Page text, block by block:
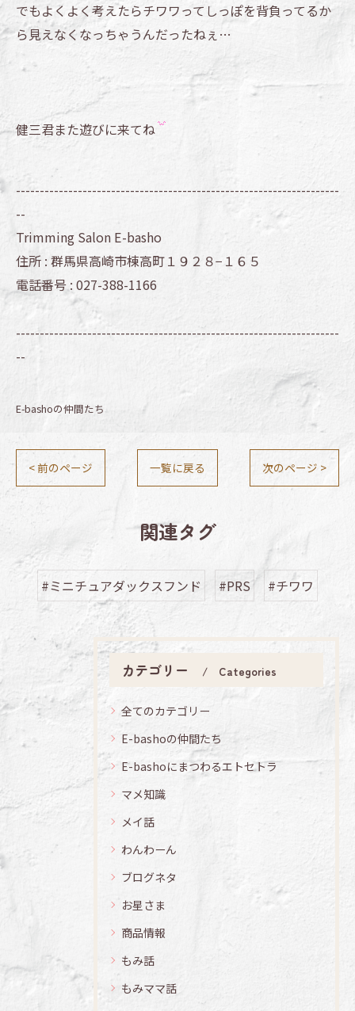
でもよくよく考えたらチワワってしっぽを背負ってるか
ら見えなくなっちゃうんだったねぇ…
健三君また遊びに来てね
--------------------------------------------------------------------
--
Trimming Salon E-basho
住所 : 群馬県高崎市棟高町１９２８−１６５
電話番号 : 027-388-1166
--------------------------------------------------------------------
--
E-bashoの仲間たち
< 前のページ 一覧に戻る 次のページ >
関連タグ
#ミニチュアダックスフンド #PRS #チワワ
カテゴリー Categories
全てのカテゴリー
E-bashoの仲間たち
E-bashoにまつわるエトセトラ
マメ知識
メイ話
わんわーん
ブログネタ
お星さま
商品情報
もみ話
もみママ話